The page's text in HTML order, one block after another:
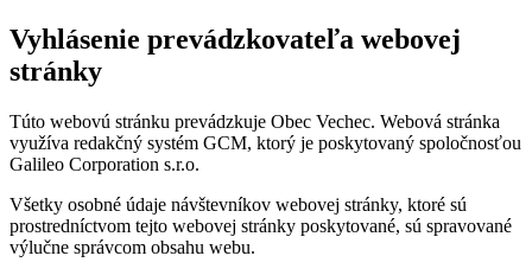
Vyhlásenie prevádzkovateľa webovej
stránky
Túto webovú stránku prevádzkuje Obec Vechec. Webová stránka
využíva redakčný systém GCM, ktorý je poskytovaný spoločnosťou
Galileo Corporation s.r.o.
Všetky osobné údaje návštevníkov webovej stránky, ktoré sú
prostredníctvom tejto webovej stránky poskytované, sú spravované
výlučne správcom obsahu webu.